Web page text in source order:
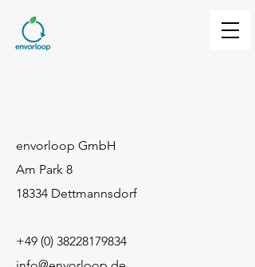
envorloop GmbH
Am Park 8
18334 Dettmannsdorf
+49 (0) 38228179834